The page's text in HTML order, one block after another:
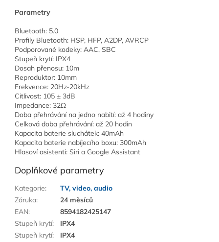
Parametry
Bluetooth: 5.0
Profily Bluetooth: HSP, HFP, A2DP, AVRCP
Podporované kodeky: AAC, SBC
Stupeň krytí: IPX4
Dosah přenosu: 10m
Reproduktor: 10mm
Frekvence: 20Hz-20kHz
Citlivost: 105 ± 3dB
Impedance: 32Ω
Doba přehrávání na jedno nabití: až 4 hodiny
Celková doba přehrávání: až 20 hodin
Kapacita baterie sluchátek: 40mAh
Kapacita baterie nabíjecího boxu: 300mAh
Hlasoví asistenti: Siri a Google Assistant
Doplňkové parametry
Kategorie:
TV, video, audio
Záruka:
24 měsíců
EAN:
8594182425147
Stupeň krytí:
IPX4
Stupeň krytí:
IPX4